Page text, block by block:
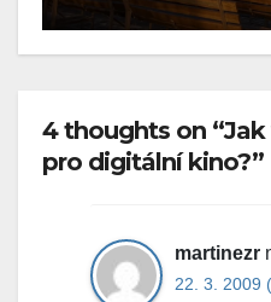
4 thoughts on
pro digitální kino?”
martinezr
22. 3. 2009